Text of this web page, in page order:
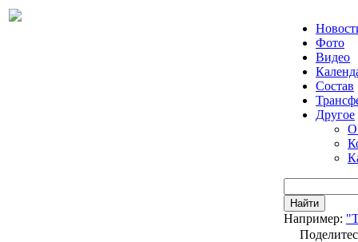
Фото
Видео
Состав
Другое
О
Найти
Например: